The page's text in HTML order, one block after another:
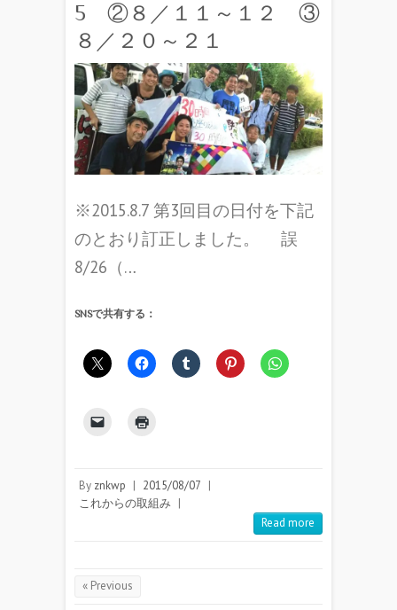
5 ②８／１１～１２ ③
８／２０～２１
※2015.8.7 第3回目の日付を下記
のとおり訂正しました。 誤
8/26（…
SNSで共有する：
By znkwp | 2015/08/07 |
これからの取組み |
Read more
« Previous